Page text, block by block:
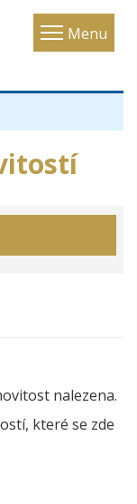
Menu
Toggle
nalezena.
které se zde